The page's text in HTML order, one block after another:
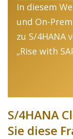
In diesem
und On-
zu S/4HANA
„Rise with
S/4HANA
Sie diese